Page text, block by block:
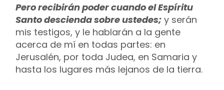
Pero recibirán poder cuando el Espíritu
Santo descienda sobre ustedes; y serán
mis testigos, y le hablarán a la gente
acerca de mí en todas partes: en
Jerusalén, por toda Judea, en Samaria y
hasta los lugares más lejanos de la tierra.